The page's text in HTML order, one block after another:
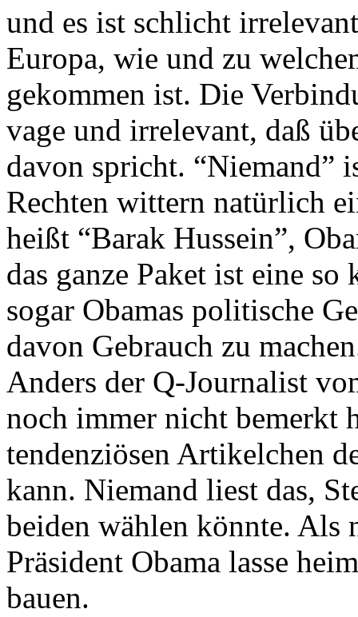
und es ist schlicht
Europa, wie und zu
gekommen ist. Die
vage und irrelevant, daß
davon spricht. “Niemand”
Rechten wittern natürlich
heißt “Barak Hussein”,
das ganze Paket ist eine
sogar Obamas politische
davon Gebrauch zu
Anders der Q-Journalist
noch immer nicht bemerkt
tendenziösen Artikelchen
kann. Niemand liest das,
beiden wählen könnte. Als
Präsident Obama lasse
bauen.